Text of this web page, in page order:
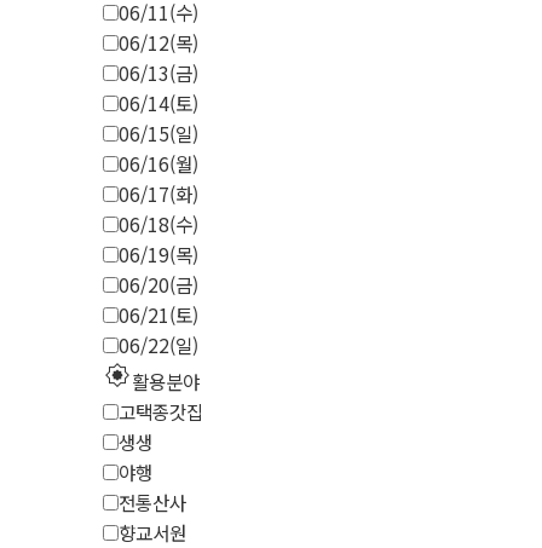
06/11(수)
06/12(목)
06/13(금)
06/14(토)
06/15(일)
06/16(월)
06/17(화)
06/18(수)
06/19(목)
06/20(금)
06/21(토)
06/22(일)
explosion활용분야
고택종갓집
생생
야행
전통산사
향교서원